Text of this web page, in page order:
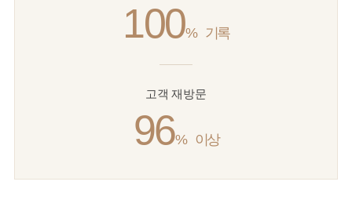
100% 기록
고객 재방문
96% 이상